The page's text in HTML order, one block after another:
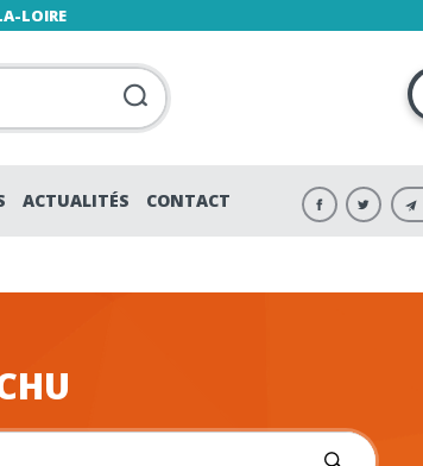
LOIRE
ACTUALITÉS CONTACT